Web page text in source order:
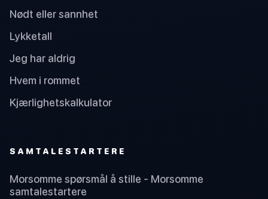
Nødt eller sannhet
Lykketall
Jeg har aldrig
Hvem i rommet
Kjærlighetskalkulator
SAMTALESTARTERE
Morsomme spørsmål å stille - Morsomme
samtalestartere